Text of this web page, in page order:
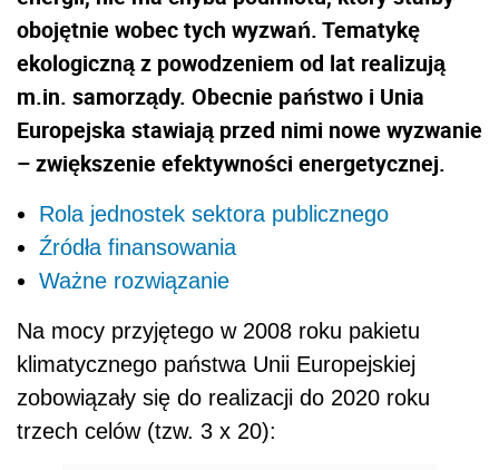
obojętnie wobec tych wyzwań. Tematykę
ekologiczną z powodzeniem od lat realizują
m.in. samorządy. Obecnie państwo i Unia
Europejska stawiają przed nimi nowe wyzwanie
– zwiększenie efektywności energetycznej.
Rola jednostek sektora publicznego
Źródła finansowania
Ważne rozwiązanie
Na mocy przyjętego w 2008 roku pakietu
klimatycznego państwa Unii Europejskiej
zobowiązały się do realizacji do 2020 roku
trzech celów (tzw. 3 x 20):